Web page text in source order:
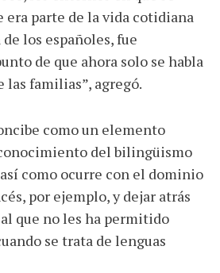
era parte de la vida cotidiana
los españoles, fue
de que ahora solo se habla
las familias”, agregó.
como un elemento
del bilingüismo
como ocurre con el dominio
por ejemplo, y dejar atrás
que no les ha permitido
se trata de lenguas